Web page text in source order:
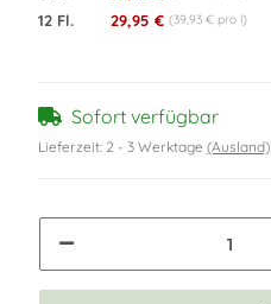
12 Fl. 29,95 € (39,93 € pro l)
Sofort verfügbar
Lieferzeit: 2 - 3 Werktage (Ausland)